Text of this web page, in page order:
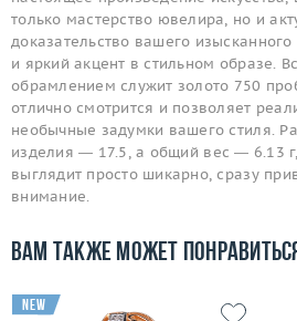
только мастерство ювелира, но и
доказательство вашего изысканного
и яркий акцент в стильном образе.
обрамлением служит золото 750
отлично смотрится и позволяет
необычные задумки вашего стиля.
изделия — 17.5, а общий вес — 6.13
выглядит просто шикарно, сразу
внимание.
Вам также может
new